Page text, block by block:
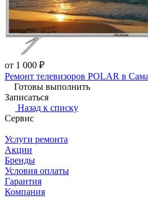
от 1 000 ₽
Ремонт телевизоров POLAR в
Готовы выполнить
Записаться
Назад к списку
Сервис
Услуги ремонта
Акции
Бренды
Условия оплаты
Гарантия
Компания